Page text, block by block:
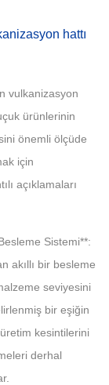
hattı
vulkanizasyon
ürünlerinin
önemli ölçüde
için
açıklamaları
Sistemi**:
akıllı bir besleme
seviyesini
bir eşiğin
kesintilerini
derhal